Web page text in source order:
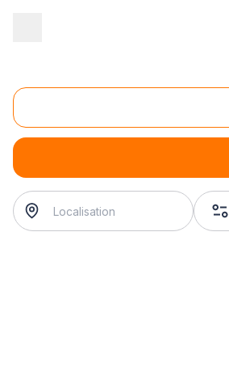
Stationnement PMR
stationnement PMR